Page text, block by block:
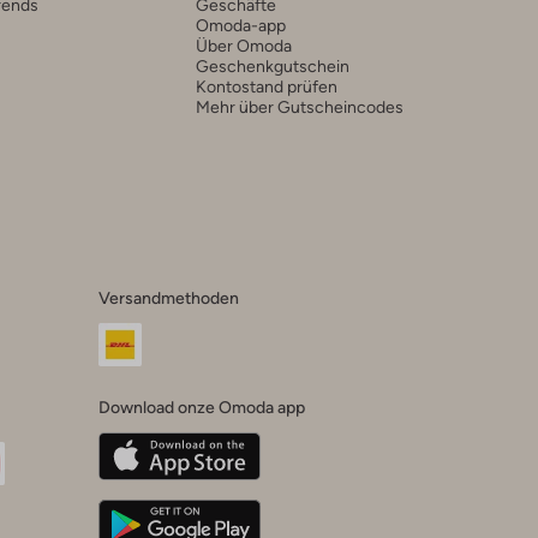
Geschäfte
Omoda-app
Über Omoda
Geschenkgutschein
Kontostand prüfen
Mehr über Gutscheincodes
Versandmethoden
Download onze Omoda app